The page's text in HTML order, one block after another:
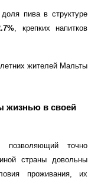
пива в структуре
, крепких напитков
жителей Мальты
жизнью в своей
позволяющий точно
страны довольны
проживания, их